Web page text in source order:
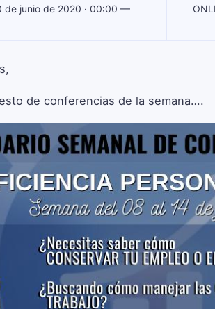
de junio de 2020 · 00:00 —
de conferencias de la semana….